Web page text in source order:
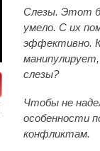
Слезы. Этот
умело. С их
эффективно.
слезы?
Чтобы не
особенности
конфликтам.